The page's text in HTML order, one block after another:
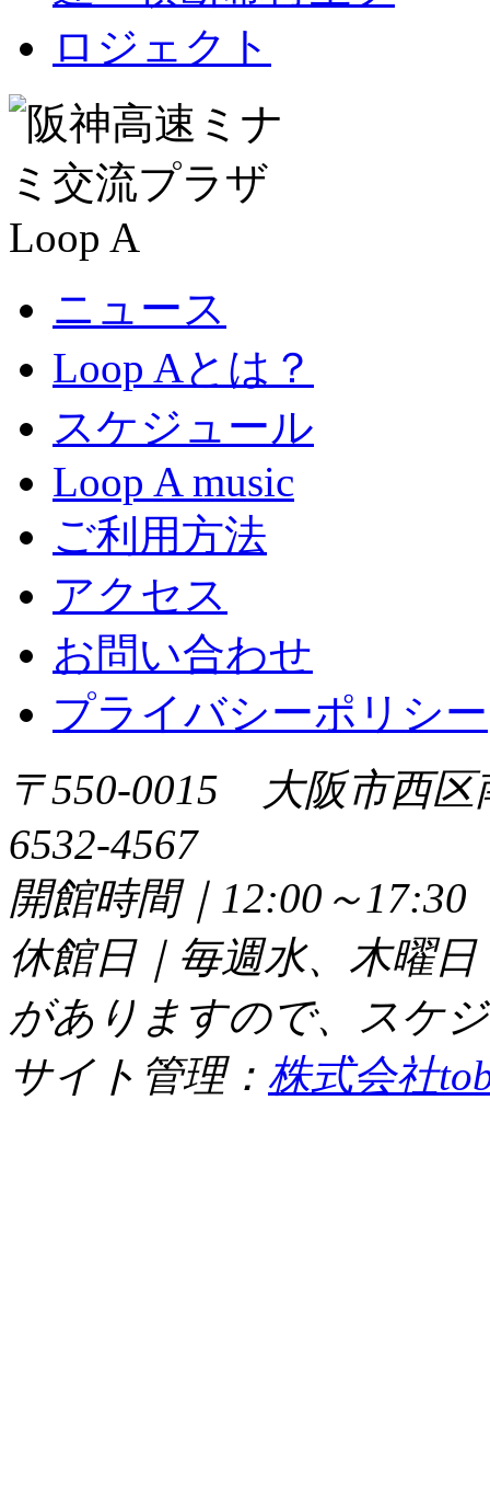
ニュース
Loop Aとは？
スケジュール
Loop A music
ご利用方法
アクセス
お問い合わせ
プライバシーポリシー
〒550-0015 大阪市西
6532-4567
開館時間｜12:00～
休館日｜毎週水、木曜
がありますので、スケ
サイト管理： 株式会社